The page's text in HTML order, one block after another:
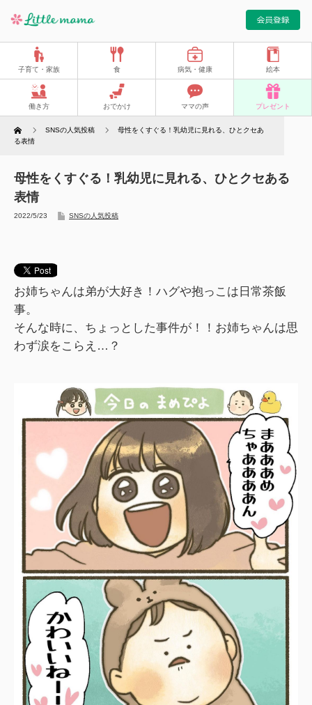
子育て・家族 食 病気・健康 絵本
働き方 おでかけ ママの声 プレゼント
Home SNSの人気投稿
母性をくすぐる！乳幼児に見れる、ひとクセあ
る表情
母性をくすぐる！乳幼児に見れる、ひとクセある
表情
2022/5/23 SNSの人気投稿
お姉ちゃんは弟が大好き！ハグや抱っこは日常茶飯
事。
そんな時に、ちょっとした事件が！！お姉ちゃんは思
わず涙をこらえ…？